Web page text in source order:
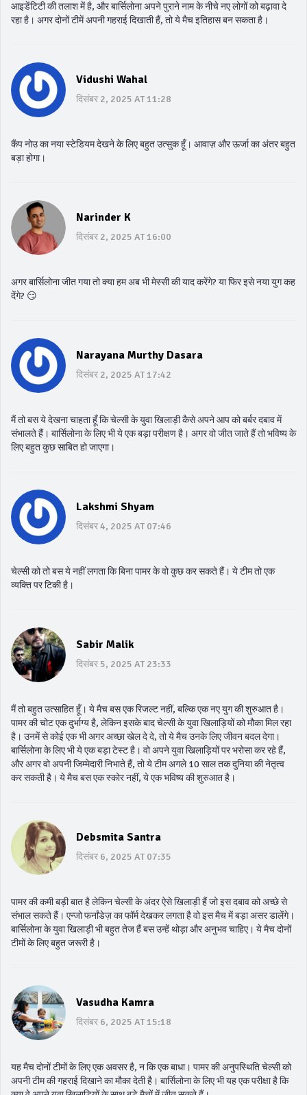
आइडेंटिटी की तलाश में है, और बार्सिलोना अपने पुराने नाम के नीचे नए लोगों को बढ़ावा दे
रहा है। अगर दोनों टीमें अपनी गहराई दिखाती हैं, तो ये मैच इतिहास बन सकता है।
Vidushi Wahal
दिसंबर 2, 2025 AT 11:28
कैंप नोउ का नया स्टेडियम देखने के लिए बहुत उत्सुक हूँ। आवाज़ और ऊर्जा का अंतर बहुत
बड़ा होगा।
Narinder K
दिसंबर 2, 2025 AT 16:00
अगर बार्सिलोना जीत गया तो क्या हम अब भी मेस्सी की याद करेंगे? या फिर इसे नया युग कह
देंगे? 😏
Narayana Murthy Dasara
दिसंबर 2, 2025 AT 17:42
मैं तो बस ये देखना चाहता हूँ कि चेल्सी के युवा खिलाड़ी कैसे अपने आप को बर्बर दबाव में
संभालते हैं। बार्सिलोना के लिए भी ये एक बड़ा परीक्षण है। अगर वो जीत जाते हैं तो भविष्य के
लिए बहुत कुछ साबित हो जाएगा।
Lakshmi Shyam
दिसंबर 4, 2025 AT 07:46
चेल्सी को तो बस ये नहीं लगता कि बिना पामर के वो कुछ कर सकते हैं। ये टीम तो एक
व्यक्ति पर टिकी है।
Sabir Malik
दिसंबर 5, 2025 AT 23:33
मैं तो बहुत उत्साहित हूँ। ये मैच बस एक रिजल्ट नहीं, बल्कि एक नए युग की शुरुआत है।
पामर की चोट एक दुर्भाग्य है, लेकिन इसके बाद चेल्सी के युवा खिलाड़ियों को मौका मिल रहा
है। उनमें से कोई एक भी अगर अच्छा खेल दे दे, तो ये मैच उनके लिए जीवन बदल देगा।
बार्सिलोना के लिए भी ये एक बड़ा टेस्ट है। वो अपने युवा खिलाड़ियों पर भरोसा कर रहे हैं,
और अगर वो अपनी जिम्मेदारी निभाते हैं, तो ये टीम अगले 10 साल तक दुनिया की नेतृत्व
कर सकती है। ये मैच बस एक स्कोर नहीं, ये एक भविष्य की शुरुआत है।
Debsmita Santra
दिसंबर 6, 2025 AT 07:35
पामर की कमी बड़ी बात है लेकिन चेल्सी के अंदर ऐसे खिलाड़ी हैं जो इस दबाव को अच्छे से
संभाल सकते हैं। एन्जो फर्नांडेज़ का फॉर्म देखकर लगता है वो इस मैच में बड़ा असर डालेंगे।
बार्सिलोना के युवा खिलाड़ी भी बहुत तेज हैं बस उन्हें थोड़ा और अनुभव चाहिए। ये मैच दोनों
टीमों के लिए बहुत जरूरी है।
Vasudha Kamra
दिसंबर 6, 2025 AT 15:18
यह मैच दोनों टीमों के लिए एक अवसर है, न कि एक बाधा। पामर की अनुपस्थिति चेल्सी को
अपनी टीम की गहराई दिखाने का मौका देती है। बार्सिलोना के लिए भी यह एक परीक्षा है कि